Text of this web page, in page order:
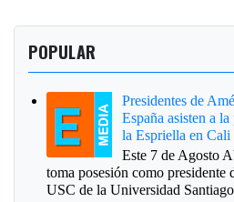
POPULAR
Presidentes de
España asisten a
la Espriella en Cali
Este 7 de Agosto
toma posesión como presidente
USC de la Universidad